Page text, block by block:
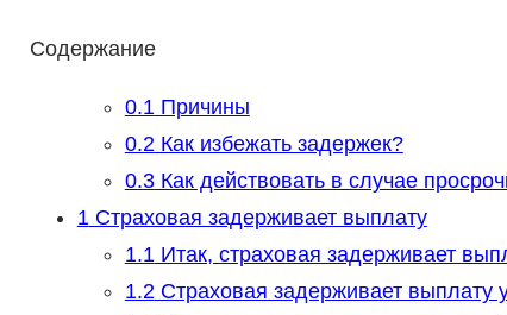
Содержание
0.1Причины
0.2Как избежать задержек?
0.3Как действовать в случае
1Страховая задерживает выплату
1.1Итак, страховая задерживает
1.2Страховая задерживает выплату